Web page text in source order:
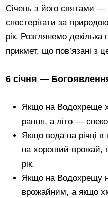
Січень з його святами
спостерігати за
рік. Розглянемо
прикмет, що пов’язані з
6 січня —
Якщо на Водохреще
рання, а літо —
Якщо вода на річці
на хороший врожай,
рік.
Якщо на Водохрещу
врожайним, а якщо